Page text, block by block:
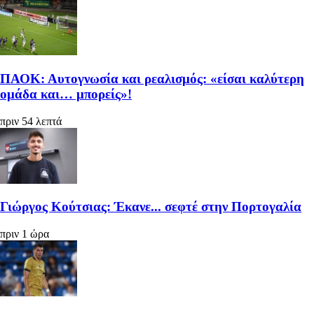
ΠΑΟΚ: Αυτογνωσία και ρεαλισμός: «είσαι καλύτερη
ομάδα και… μπορείς»!
πριν 54 λεπτά
Γιώργος Κούτσιας: Έκανε... σεφτέ στην Πορτογαλία
πριν 1 ώρα